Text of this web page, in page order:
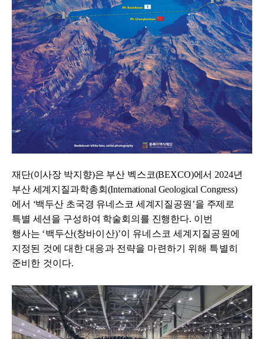
재단(이사장 박지향)은 부산 벡스코(BEXCO)에서 2024년
부산 세계지질과학총회 (International Geological Congress)
에서 ‘백두산 초국경 유네스코 세계지질공원 ’을 주제로
특별 세션을 구성하여 학술회의를 진행한다. 이번
행사는 ‘백두산(창바이산)’이 유네스코 세계지질공원에
지정된 것에 대한 대응과 전략을 마련하기 위해 특별히
준비한 것이다.